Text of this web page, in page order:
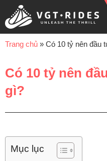
Trang chủ » Có 10 tỷ nên đầu
Có 10 tỷ nên
gì?
Mục lục